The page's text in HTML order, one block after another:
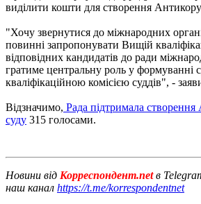
виділити кошти для створення
"Хочу звернутися до міжнародних
повинні запропонувати Вищій
відповідних кандидатів до ради
гратиме центральну роль у
кваліфікаційною комісією суддів", -
Відзначимо, Рада підтримала
суду 315 голосами.
Новини від Корреспондент.netв
наш канал https://t.me/korrespondentnet